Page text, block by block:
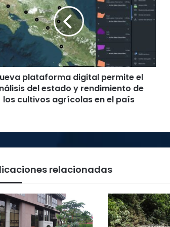
plataforma digital permite el
del estado y rendimiento de
los cultivos agrícolas en el país
relacionadas